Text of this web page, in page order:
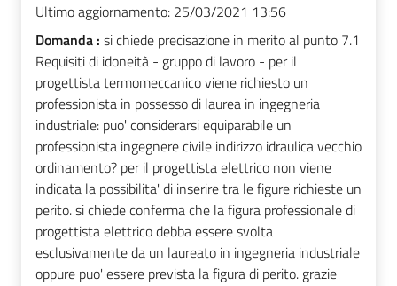
Ultimo aggiornamento: 25/03/2021 13:56
Domanda : si chiede precisazione in merito al punto 7.1
Requisiti di idoneità - gruppo di lavoro - per il
progettista termomeccanico viene richiesto un
professionista in possesso di laurea in ingegneria
industriale: puo' considerarsi equiparabile un
professionista ingegnere civile indirizzo idraulica vecchio
ordinamento? per il progettista elettrico non viene
indicata la possibilita' di inserire tra le figure richieste un
perito. si chiede conferma che la figura professionale di
progettista elettrico debba essere svolta
esclusivamente da un laureato in ingegneria industriale
oppure puo' essere prevista la figura di perito. grazie